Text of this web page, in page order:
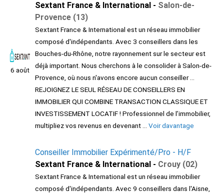
6 août
Sextant France & International - Salon-de-
Provence (13)
Sextant France & International est un réseau immobilier
composé d'indépendants. Avec 3 conseillers dans les
Bouches-du-Rhône, notre rayonnement sur le secteur est
déjà important. Nous cherchons à le consolider à Salon-de-
Provence, où nous n'avons encore aucun conseiller ...
REJOIGNEZ LE SEUL RÉSEAU DE CONSEILLERS EN
IMMOBILIER QUI COMBINE TRANSACTION CLASSIQUE ET
INVESTISSEMENT LOCATIF ! Professionnel de l’immobilier,
multipliez vos revenus en devenant ... Voir davantage
Conseiller Immobilier Expérimenté/Pro - H/F
Sextant France & International - Crouy (02)
Sextant France & International est un réseau immobilier
composé d'indépendants. Avec 9 conseillers dans l'Aisne,